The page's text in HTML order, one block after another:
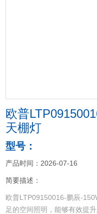
欧普
天棚灯
型号：
产品时间：2026-07-16
简要描述：
欧普LTP09150016-鹏辰-
足的空间照明，能够有效提